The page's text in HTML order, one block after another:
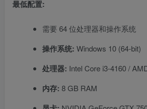
最低配置:
需要 64 位处理器和操作系统
操作系统: Windows 10 (64-bit)
处理器: Intel Core i3-4160 /
内存: 8 GB RAM